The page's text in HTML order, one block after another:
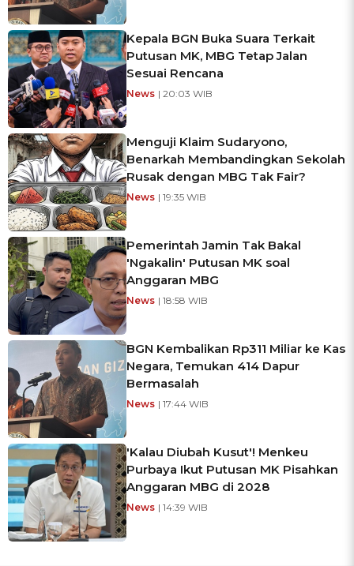
Kepala BGN Buka Suara Terkait
Putusan MK, MBG Tetap Jalan
Sesuai Rencana
News | 20:03 WIB
Menguji Klaim Sudaryono,
Benarkah Membandingkan Sekolah
Rusak dengan MBG Tak Fair?
News | 19:35 WIB
Pemerintah Jamin Tak Bakal
'Ngakalin' Putusan MK soal
Anggaran MBG
News | 18:58 WIB
BGN Kembalikan Rp311 Miliar ke Kas
Negara, Temukan 414 Dapur
Bermasalah
News | 17:44 WIB
'Kalau Diubah Kusut'! Menkeu
Purbaya Ikut Putusan MK Pisahkan
Anggaran MBG di 2028
News | 14:39 WIB